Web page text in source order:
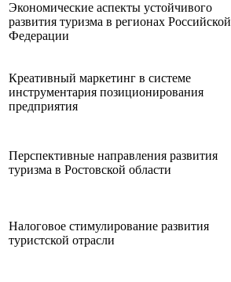
Экономические аспекты устойчивого
развития туризма в регионах Российской
Федерации
Креативный маркетинг в системе
инструментария позиционирования
предприятия
Перспективные направления развития
туризма в Ростовской области
Налоговое стимулирование развития
туристской отрасли